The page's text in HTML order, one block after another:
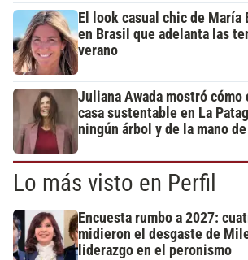
El look casual chic de María
en Brasil que adelanta las
verano
Juliana Awada mostró cómo
casa sustentable en La
ningún árbol y de la mano
Lo más visto en Perfil
Encuesta rumbo a 2027:
midieron el desgaste de
liderazgo en el peronismo